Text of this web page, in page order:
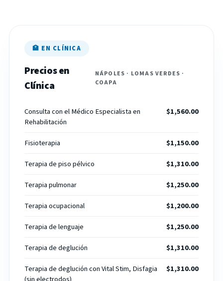
🏥 EN CLÍNICA
Precios en
Clínica
NÁPOLES · LOMAS VERDES ·
COAPA
Consulta con el Médico Especialista en
Rehabilitación
$1,560.00
Fisioterapia
$1,150.00
Terapia de piso pélvico
$1,310.00
Terapia pulmonar
$1,250.00
Terapia ocupacional
$1,200.00
Terapia de lenguaje
$1,250.00
Terapia de deglución
$1,310.00
Terapia de deglución con Vital Stim, Disfagia
$1,310.00